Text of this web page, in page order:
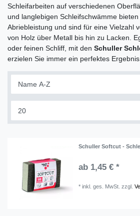
Schleifarbeiten auf verschiedenen
und langlebigen Schleifschwämme
Abriebleistung und sind für eine Vielzahl
von Holz über Metall bis hin zu Lacken.
oder feinen Schliff, mit den Schuller
erzielen Sie immer ein perfektes Ergebnis.
Schuller Softcut -
ab 1,45 € *
*inkl. ges. MwSt. zzgl.